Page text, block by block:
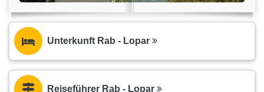
Unterkunft Rab - Lopar
Reiseführer Rab - Lopar